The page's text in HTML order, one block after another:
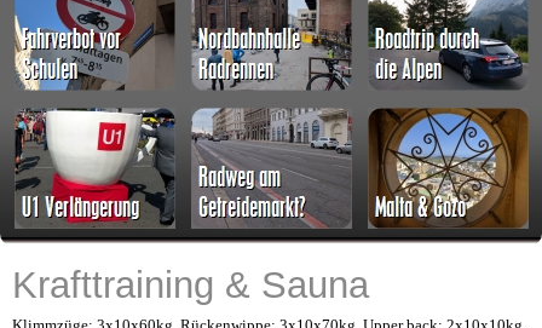
Krafttraining & Sauna